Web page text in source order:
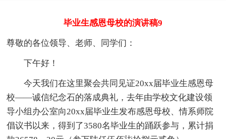
毕业生感恩母校的演讲稿9
尊敬的各位领导、老师、同学们：
下午好！
今天我们在这里聚会共同见证20xx届毕业生感恩母
校——诚信纪念石的落成典礼，去年由学校文化建设领
导小组办公室向20xx届毕业生发布感恩母校、情系师院
倡议书以来，得到了3580名毕业生的踊跃参与，累计捐